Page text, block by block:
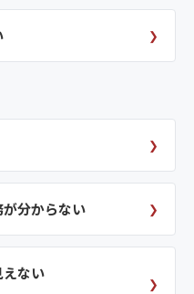
❯
❯
分からない ❯
ない
❯